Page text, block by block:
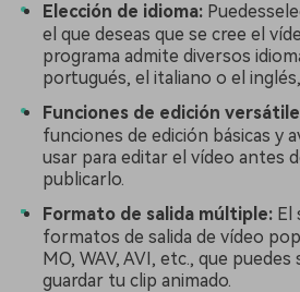
Elección de idioma:
el que deseas que se cree el
programa admite diversos
portugués, el italiano o el
Funciones de edición
funciones de edición básicas y
usar para editar el vídeo antes
publicarlo.
Formato de salida múltiple: El
formatos de salida de vídeo
MO, WAV, AVI, etc., que
guardar tu clip animado.